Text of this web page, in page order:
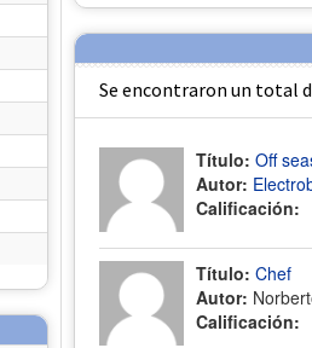
Se encontraron un total
Título: Off
Autor:
Calificación:
Título: Chef
Autor:
Calificación: